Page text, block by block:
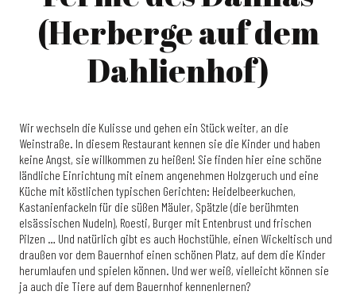
(Herberge auf dem
Dahlienhof)
Wir wechseln die Kulisse und gehen ein Stück weiter, an die
Weinstraße. In diesem Restaurant kennen sie die Kinder und haben
keine Angst, sie willkommen zu heißen! Sie finden hier eine schöne
ländliche Einrichtung mit einem angenehmen Holzgeruch und eine
Küche mit köstlichen typischen Gerichten: Heidelbeerkuchen,
Kastanienfackeln für die süßen Mäuler, Spätzle (die berühmten
elsässischen Nudeln), Roesti, Burger mit Entenbrust und frischen
Pilzen … Und natürlich gibt es auch Hochstühle, einen Wickeltisch und
draußen vor dem Bauernhof einen schönen Platz, auf dem die Kinder
herumlaufen und spielen können. Und wer weiß, vielleicht können sie
ja auch die Tiere auf dem Bauernhof kennenlernen?